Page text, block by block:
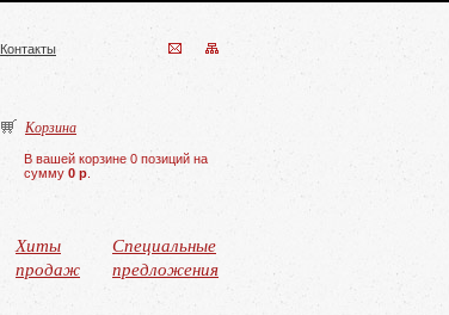
Контакты
Корзина
В вашей корзине 0 позиций на
сумму 0 р
Хиты
продаж
Специальные
предложения